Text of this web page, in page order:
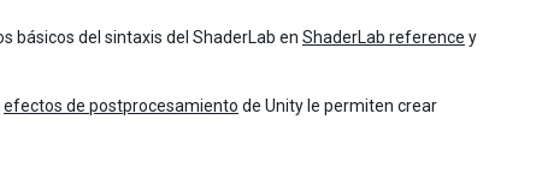
básicos del sintaxis del ShaderLab en ShaderLab reference y
efectos de postprocesamiento de Unity le permiten crear